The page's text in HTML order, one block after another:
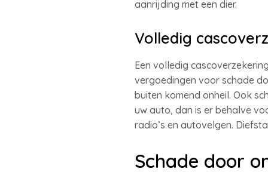
aanrijding met een dier.
Volledig
Een volledig
vergoedingen voor schade
buiten komend onheil. Ook
uw auto, dan is er behalve
radio’s en autovelgen.
Schade door